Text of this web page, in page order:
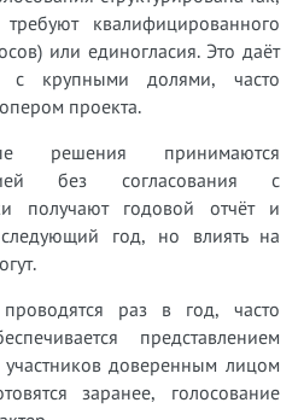
квалифицированного
или единогласия. Это даёт
с крупными долями, часто
проекта.
решения принимаются
без согласования с
получают годовой отчёт и
год, но влиять на
раз в год, часто
представлением
участников доверенным лицом
заранее, голосование